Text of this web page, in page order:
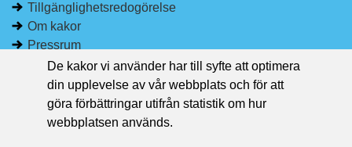
Tillgänglighetsredogörelse
Om kakor
Pressrum
Håll dig uppdaterad
Följ Region Västernorrland på Facebook
Region Västernorrland i sociala medier
De kakor vi använder har till syfte att optimera
din upplevelse av vår webbplats och för att
göra förbättringar utifrån statistik om hur
webbplatsen används.